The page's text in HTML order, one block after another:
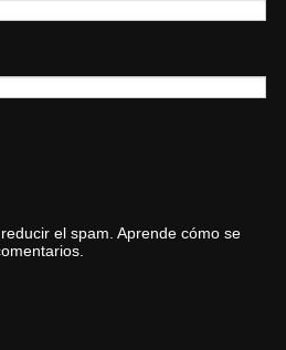
el spam. Aprende cómo se